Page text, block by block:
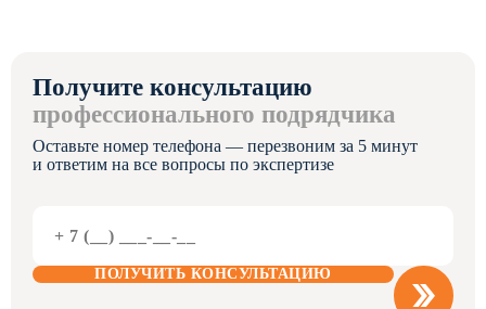
Получите консультацию
профессионального подрядчика
Оставьте номер телефона — перезвоним за 5 минут
и ответим на все вопросы по экспертизе
ПОЛУЧИТЬ КОНСУЛЬТАЦИЮ